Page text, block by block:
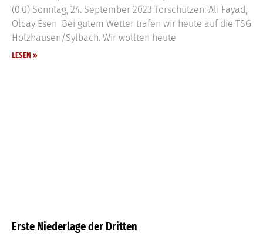
(0:0) Sonntag, 24. September 2023 Torschützen: Ali Fayad,
Olcay Esen Bei gutem Wetter trafen wir heute auf die TSG
Holzhausen/Sylbach. Wir wollten heute
LESEN »
Erste Niederlage der Dritten